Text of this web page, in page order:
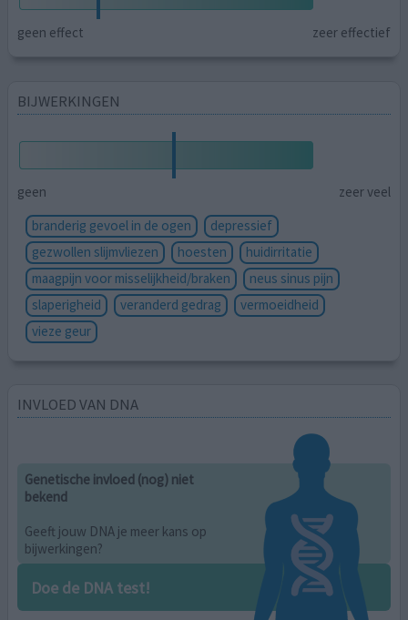
geen effect zeer effectief
BIJWERKINGEN
geen
zeer veel
branderig gevoel in de ogen
depressief
gezwollen slijmvliezen
hoesten
huidirritatie
maagpijn voor misselijkheid/braken
neus sinus pijn
slaperigheid
veranderd gedrag
vermoeidheid
vieze geur
INVLOED VAN DNA
Genetische invloed (nog) niet
bekend
Geeft jouw DNA je meer kans op
bijwerkingen?
Doe de DNA test!